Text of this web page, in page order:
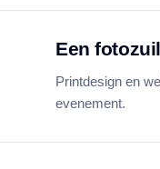
Een
Printdesign en
evenement.